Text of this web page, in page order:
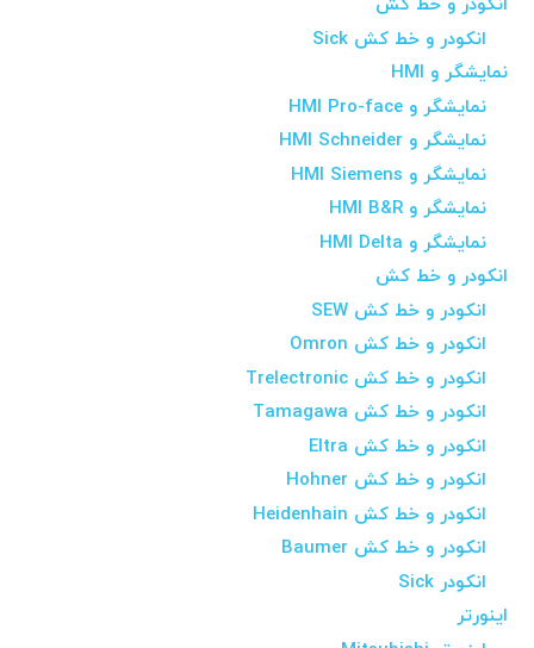
انکودر و خط کش
انکودر و خط کش Sick
نمایشگر و HMI
نمایشگر و HMI Pro-face
نمایشگر و HMI Schneider
نمایشگر و HMI Siemens
نمایشگر و HMI B&R
نمایشگر و HMI Delta
انکودر و خط کش
انکودر و خط کش SEW
انکودر و خط کش Omron
انکودر و خط کش Trelectronic
انکودر و خط کش Tamagawa
انکودر و خط کش Eltra
انکودر و خط کش Hohner
انکودر و خط کش Heidenhain
انکودر و خط کش Baumer
انکودر Sick
اینورتر